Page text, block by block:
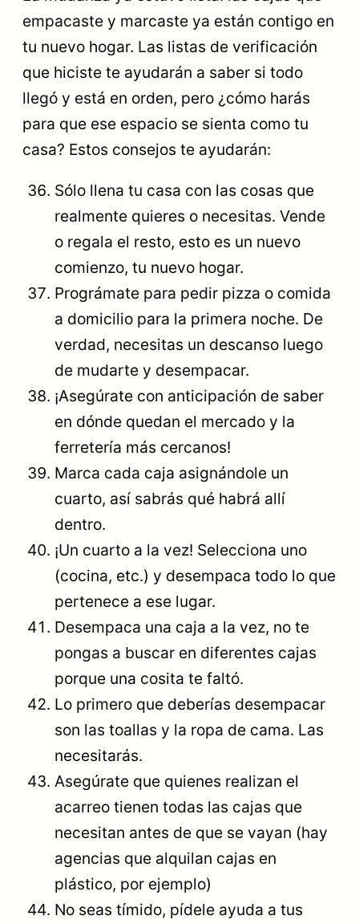
empacaste y marcaste ya están contigo en
tu nuevo hogar. Las listas de verificación
que hiciste te ayudarán a saber si todo
llegó y está en orden, pero ¿cómo harás
para que ese espacio se sienta como tu
casa? Estos consejos te ayudarán:
Sólo llena tu casa con las cosas que
realmente quieres o necesitas. Vende
o regala el resto, esto es un nuevo
comienzo, tu nuevo hogar.
Prográmate para pedir pizza o comida
a domicilio para la primera noche. De
verdad, necesitas un descanso luego
de mudarte y desempacar.
¡Asegúrate con anticipación de saber
en dónde quedan el mercado y la
ferretería más cercanos!
Marca cada caja asignándole un
cuarto, así sabrás qué habrá allí
dentro.
¡Un cuarto a la vez! Selecciona uno
(cocina, etc.) y desempaca todo lo que
pertenece a ese lugar.
Desempaca una caja a la vez, no te
pongas a buscar en diferentes cajas
porque una cosita te faltó.
Lo primero que deberías desempacar
son las toallas y la ropa de cama. Las
necesitarás.
Asegúrate que quienes realizan el
acarreo tienen todas las cajas que
necesitan antes de que se vayan (hay
agencias que alquilan cajas en
plástico, por ejemplo)
No seas tímido, pídele ayuda a tus